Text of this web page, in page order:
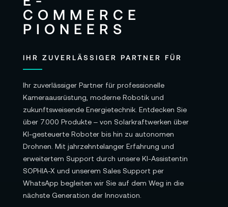
IHR ZUVERLÄSSIGER PARTNER FÜR
Ihr zuverlässiger Partner für professionelle
Kameraausrüstung, moderne Robotik und
zukunftsweisende Energietechnik. Entdecken Sie
über 7.000 Produkte – von Solarkraftwerken über
KI-gesteuerte Roboter bis hin zu autonomen
Drohnen. Mit jahrzehntelanger Erfahrung und
erweitertem Support durch unsere KI-Assistentin
SOPHIA-X und unserem Sales Support per
WhatsApp begleiten wir Sie auf dem Weg in die
nächste Generation der Innovation.